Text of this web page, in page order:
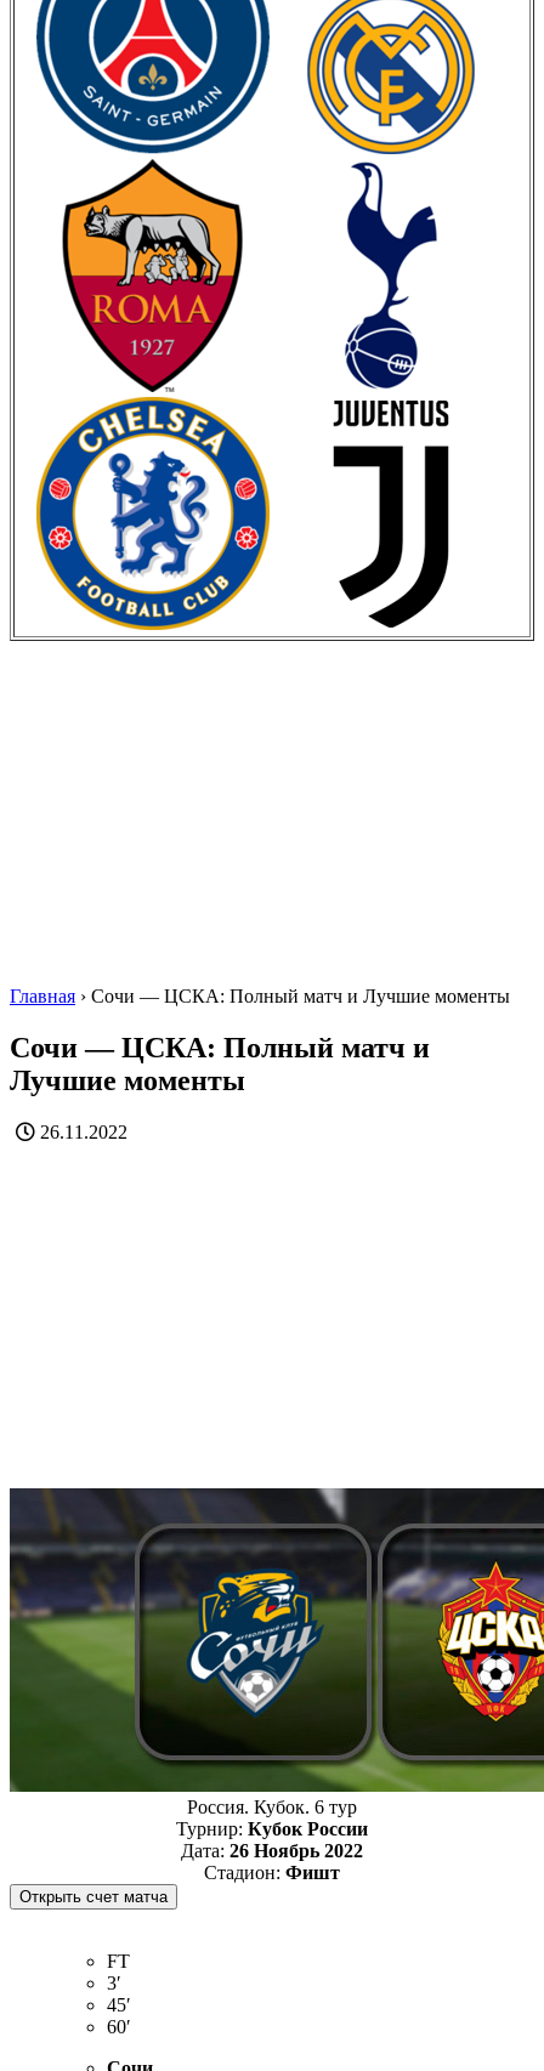
Главная › Сочи — ЦСКА: Полный матч и Лучшие моменты
Сочи — ЦСКА: Полный матч и
Лучшие моменты
26.11.2022
Россия. Кубок. 6 тур
Турнир: Кубок России
Дата: 26 Ноябрь 2022
Стадион: Фишт
FT
3′
45′
60′